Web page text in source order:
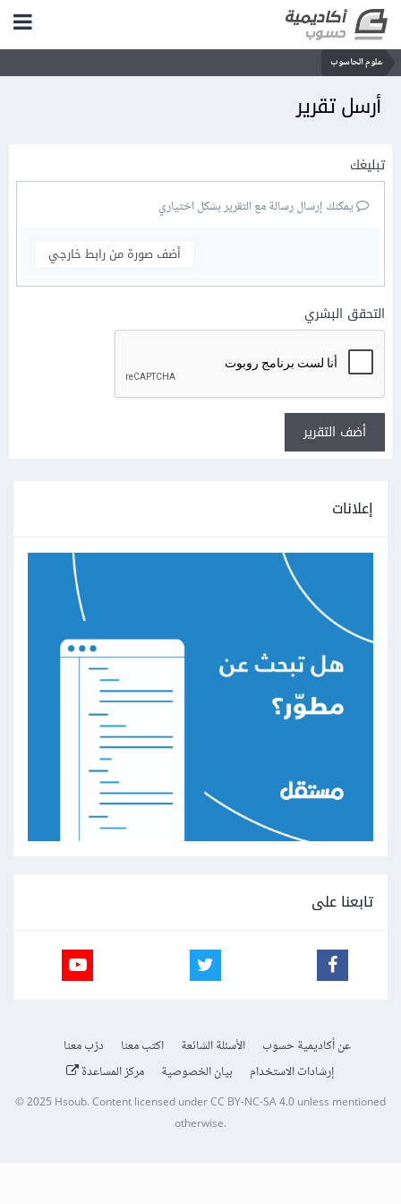
علوم الحاسوب
أرسل تقرير
تبليغك
يمكنك إرسال رسالة مع التقرير بشكل اختياري
أضف صورة من رابط خارجي
التحقق البشري
أضف التقرير
إعلانات
تابعنا على
عن أكاديمية حسوب الأسئلة الشائعة اكتب معنا
درّب معنا
إرشادات الاستخدام
بيان الخصوصية مركز المساعدة
© 2025 Hsoub.Content licensed underCC BY-NC-SA 4.0unless mentioned
otherwise.